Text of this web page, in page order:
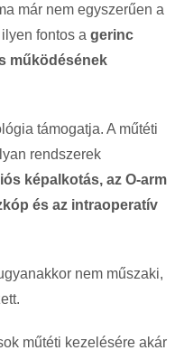
már nem egyszerűen a
fontos a gerinc
működésének
támogatja. A műtéti
rendszerek
képalkotás, az O-arm
és az intraoperatív
nem műszaki,
műtéti kezelésére akár